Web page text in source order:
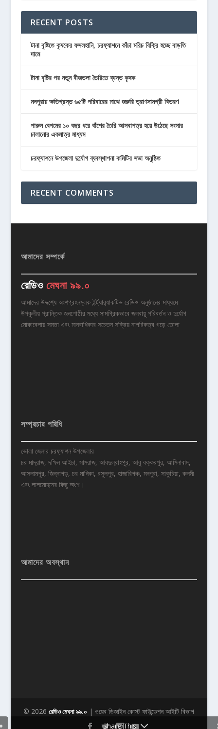
RECENT POSTS
টানা বৃষ্টিতে কৃষকের ফসলহানি, চরফ্যাশনে কাঁচা মরিচ বিক্রি হচ্ছে বাড়তি
দামে
টানা বৃষ্টির পর নতুন বীজতলা তৈরিতে ব্যস্ত কৃষক
মনপুরায় ক্ষতিগ্রস্ত ৬৫টি পরিবারের মাঝে জরুরি ত্রাণসামগ্রী বিতরণ
পারুল বেগমের ১০ বছর ধরে বাঁশের তৈরি আসবাপত্র হয়ে উঠেছে সংসার
চালানোর একমাত্র মাধ্যম
চরফ্যাশনে উপজেলা দুর্যোগ ব্যবস্থাপনা কমিটির সভা অনুষ্ঠিত
RECENT COMMENTS
আমাদের সম্পর্কে
রেডিও মেঘনা ৯৯.০
আমাদের উদ্দশ্যে অংশগ্রহনমূলক ইর্ন্ট্যার‌্যাকটিভ রেডিও অনুষ্ঠানের মাধ্যমে
উপকুলীয় প্রান্তিক জনগোষ্ঠীর মধ্যে সামগ্রিকভাবে জলবায়ু পরিবর্তন ও দুর্যোগ
মোকাবেলায় সমতা এবং মানবাধিকার সচেতন সক্রিয় নাগরিকত্ব গড়ে তোলা
সম্প্রচার পরিধি
ভোলা জেলার চরফ্যাশন উপজেলার
চর মাদ্রাজ, দক্ষিন আইচা, সামরাজ, আবদুল্রাহপুর, আবু বক্করপুর, আমিনাবাদ,
আসলামপুর, জিন্নাগড়, চর মানিকা, রসুলপুর, হাজারিগঞ্চ, মনপুরা, সাকুচিয়া, কলমী
এবং লালমোহনের কিছু অংশ।
আমাদের অবস্থান
© 2026রেডিও মেঘনা ৯৯.০ | ওয়েব ডিজাইন কোস্ট ফাউন্ডেশন আইটি বিভাগ
Share This